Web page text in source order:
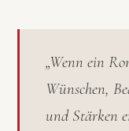
„Wenn ein
Wünschen,
und Stärken